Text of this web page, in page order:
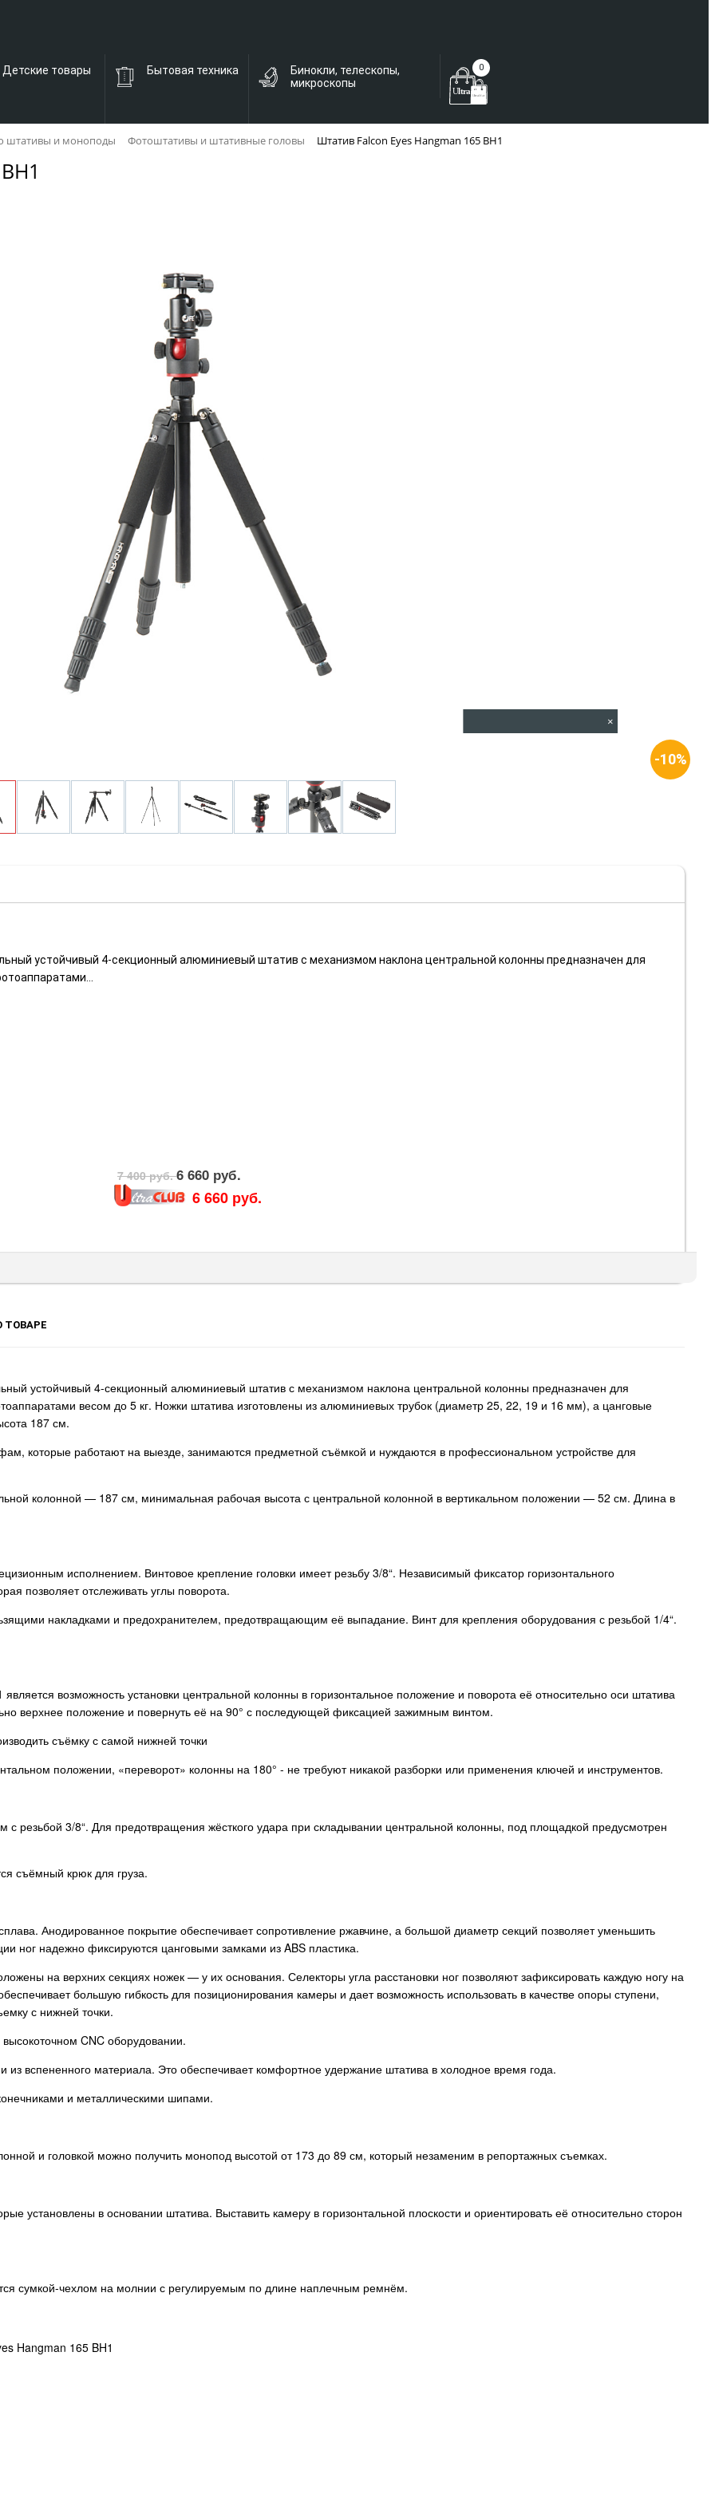
Детские товары Бытовая техника
Бинокли, телескопы,
микроскопы
0
штативы и моноподы Фотоштативы и штативные головы Штатив Falcon Eyes Hangman 165 BH1
-10%
устойчивый 4-секционный алюминиевый штатив с механизмом наклона центральной колонны предназначен для
7 400 руб.6 660 руб.
6 660 руб.
ТОВАРЕ
устойчивый 4-секционный алюминиевый штатив с механизмом наклона центральной колонны предназначен для
весом до 5 кг. Ножки штатива изготовлены из алюминиевых трубок (диаметр 25, 22, 19 и 16 мм), а цанговые
187 см.
которые работают на выезде, занимаются предметной съёмкой и нуждаются в профессиональном устройстве для
колонной — 187 см, минимальная рабочая высота с центральной колонной в вертикальном положении — 52 см. Длина в
исполнением. Винтовое крепление головки имеет резьбу 3/8“. Независимый фиксатор горизонтального
позволяет отслеживать углы поворота.
накладками и предохранителем, предотвращающим её выпадание. Винт для крепления оборудования с резьбой 1/4“.
возможность установки центральной колонны в горизонтальное положение и поворота её относительно оси штатива
верхнее положение и повернуть её на 90° с последующей фиксацией зажимным винтом.
съёмку с самой нижней точки
положении, «переворот» колонны на 180° - не требуют никакой разборки или применения ключей и инструментов.
резьбой 3/8“. Для предотвращения жёсткого удара при складывании центральной колонны, под площадкой предусмотрен
съёмный крюк для груза.
Анодированное покрытие обеспечивает сопротивление ржавчине, а большой диаметр секций позволяет уменьшить
надежно фиксируются цанговыми замками из ABS пластика.
на верхних секциях ножек — у их основания. Селекторы угла расстановки ног позволяют зафиксировать каждую ногу на
большую гибкость для позиционирования камеры и дает возможность использовать в качестве опоры ступени,
с нижней точки.
CNC оборудовании.
вспененного материала. Это обеспечивает комфортное удержание штатива в холодное время года.
и металлическими шипами.
и головкой можно получить монопод высотой от 173 до 89 см, который незаменим в репортажных съемках.
установлены в основании штатива. Выставить камеру в горизонтальной плоскости и ориентировать её относительно сторон
сумкой-чехлом на молнии с регулируемым по длине наплечным ремнём.
Hangman 165 BH1
×